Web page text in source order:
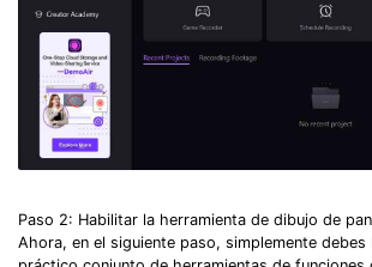
Paso 2: Habilitar la herramienta de dibujo de
Ahora, en el siguiente paso, simplemente